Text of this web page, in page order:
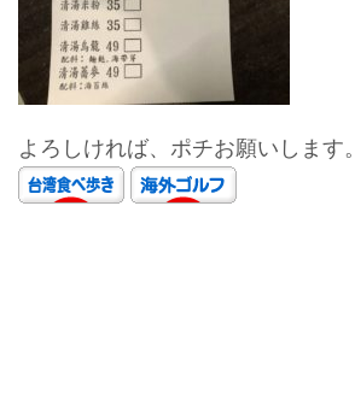
よろしければ、ポチお願いします。